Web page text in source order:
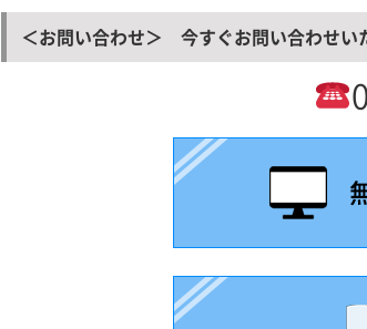
＜お問い合わせ＞ 今すぐお問い合わせい